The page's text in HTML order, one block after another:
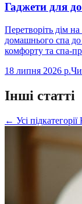
Гаджети для
Перетворіть дім
домашнього спа до
комфорту та спа-
18 липня 2026 р.
Інші статті
← Усі підкатегорії